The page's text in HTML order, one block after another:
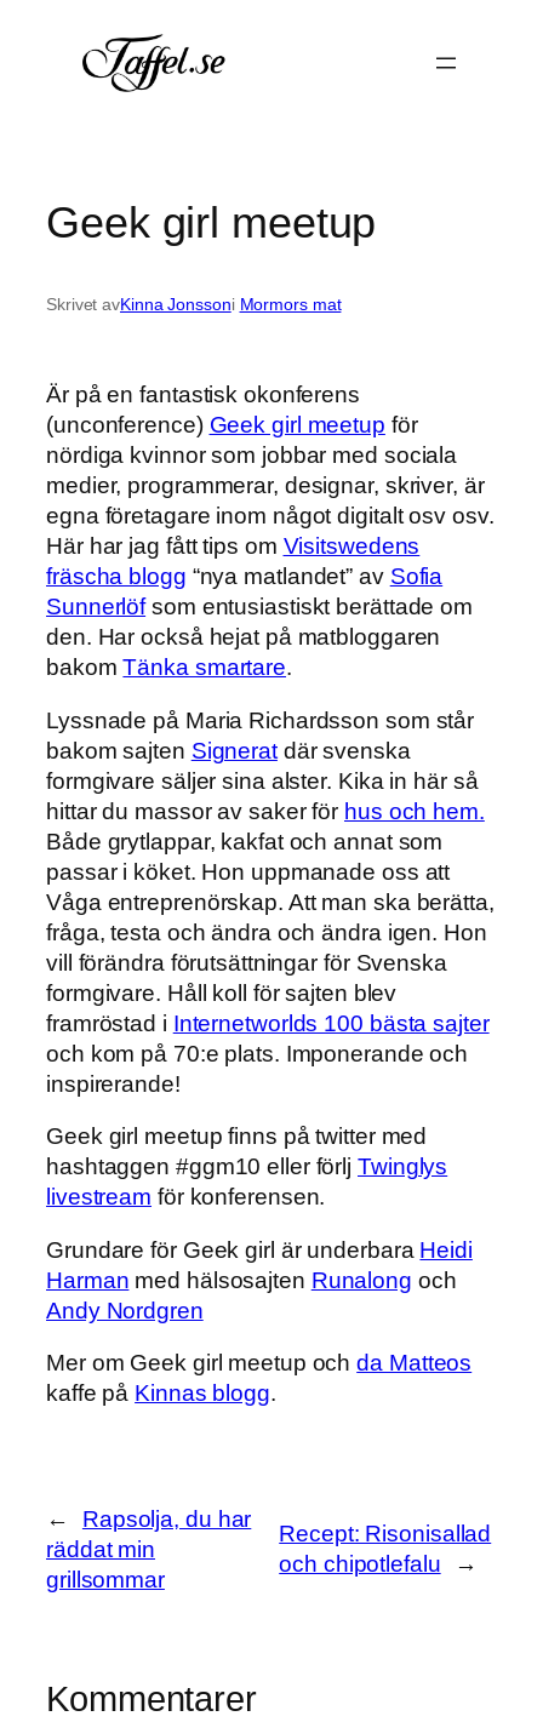
Geek girl meetup
Skrivet avKinna Jonssoni Mormors mat
Är på en fantastisk okonferens
(unconference) Geek girl meetup för
nördiga kvinnor som jobbar med sociala
medier, programmerar, designar, skriver, är
egna företagare inom något digitalt osv osv.
Här har jag fått tips om Visitswedens
fräscha blogg “nya matlandet” av Sofia
Sunnerlöfsom entusiastiskt berättade om
den. Har också hejat på matbloggaren
bakomTänka smartare.
Lyssnade på Maria Richardsson som står
bakom sajten Signeratdär svenska
formgivare säljer sina alster. Kika in här så
hittar du massor av saker för hus och hem.
Både grytlappar, kakfat och annat som
passar i köket. Hon uppmanade oss att
Våga entreprenörskap. Att man ska berätta,
fråga, testa och ändra och ändra igen. Hon
vill förändra förutsättningar för Svenska
formgivare. Håll koll för sajten blev
framröstad i Internetworlds 100 bästa sajter
och kom på 70:e plats. Imponerande och
inspirerande!
Geek girl meetup finns på twitter med
hashtaggen #ggm10 eller förlj Twinglys
livestream för konferensen.
Grundare för Geek girl är underbara Heidi
Harman med hälsosajten Runalong och
Andy Nordgren
Mer om Geek girl meetup ochda Matteos
kaffe på Kinnas blogg.
←
Rapsolja, du har
räddat min
grillsommar
Recept: Risonisallad
och chipotlefalu
→
Kommentarer